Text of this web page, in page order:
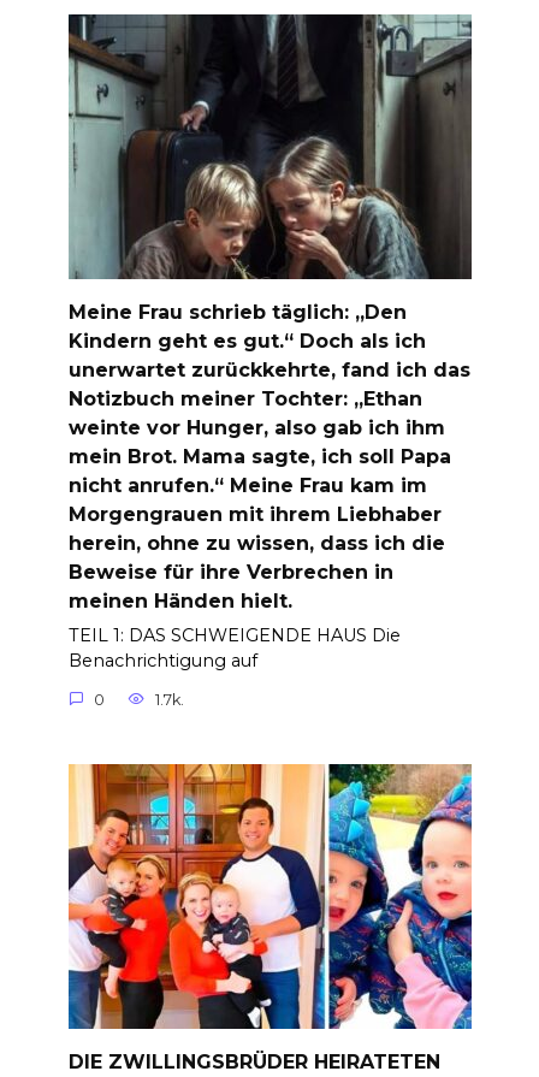
Meine Frau schrieb täglich: „Den
Kindern geht es gut.“ Doch als ich
unerwartet zurückkehrte, fand ich das
Notizbuch meiner Tochter: „Ethan
weinte vor Hunger, also gab ich ihm
mein Brot. Mama sagte, ich soll Papa
nicht anrufen.“ Meine Frau kam im
Morgengrauen mit ihrem Liebhaber
herein, ohne zu wissen, dass ich die
Beweise für ihre Verbrechen in
meinen Händen hielt.
TEIL 1: DAS SCHWEIGENDE HAUS Die
Benachrichtigung auf
0 1.7k.
DIE ZWILLINGSBRÜDER HEIRATETEN